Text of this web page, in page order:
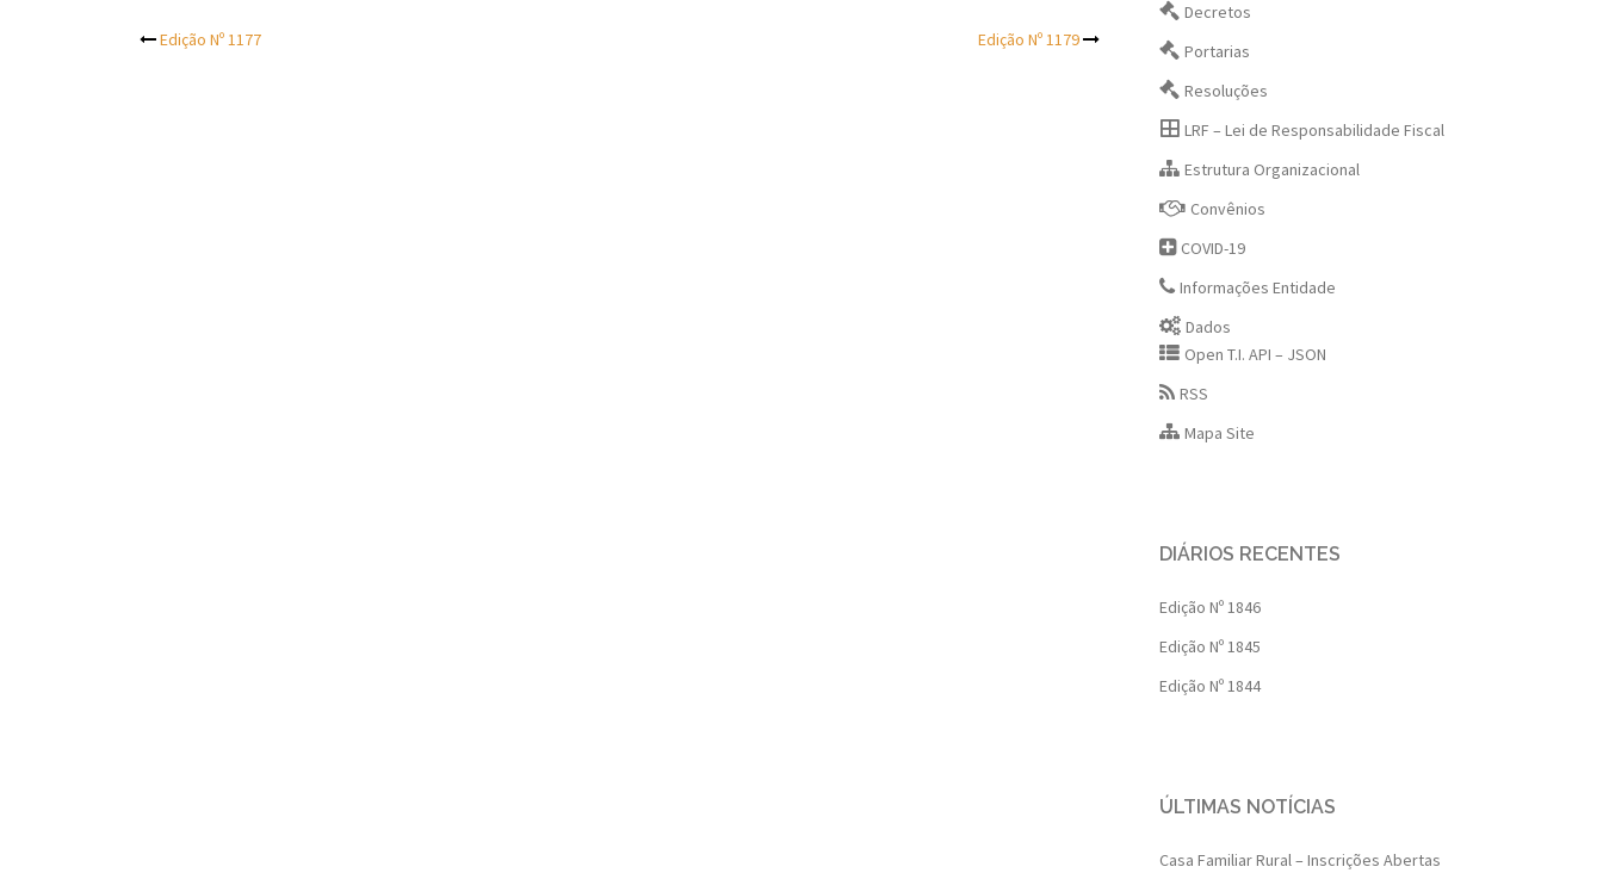
Post
Edição Nº 1177 Edição Nº 1179
Decretos
Portarias
Resoluções
LRF – Lei de Responsabilidade Fiscal
Estrutura Organizacional
Convênios
COVID-19
Informações Entidade
Dados
Open T.I. API – JSON
RSS
Mapa Site
DIÁRIOS RECENTES
Edição Nº 1846
Edição Nº 1845
Edição Nº 1844
ÚLTIMAS NOTÍCIAS
Casa Familiar Rural – Inscrições Abertas